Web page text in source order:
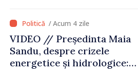
„Evenimentul reflectă
eforturile pentru
consolidarea capacităților
de apărare”
/ Acum 4 zile
VIDEO // Președinta Maia
Sandu, despre crizele
energetice și hidrologice: